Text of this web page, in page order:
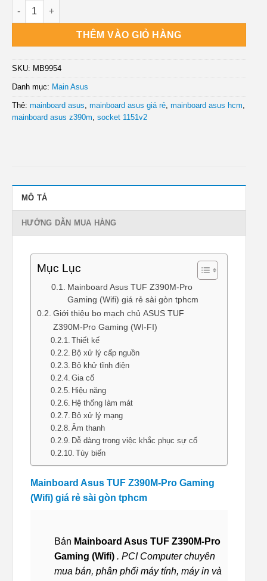
Cửa hàng Bán Mainboard Asus TUF Z390M-Pro Gaming
THÊM VÀO GIỎ HÀNG
SKU: MB9954
Danh mục: Main Asus
Thẻ: mainboard asus, mainboard asus giá rẻ, mainboard asus hcm,
mainboard asus z390m, socket 1151v2
MÔ TẢ
HƯỚNG DẪN MUA HÀNG
Mục Lục
Mainboard Asus TUF Z390M-Pro
Gaming (Wifi) giá rẻ sài gòn tphcm
Giới thiệu bo mạch chủ ASUS TUF
Z390M-Pro Gaming (WI-FI)
Thiết kế
Bộ xử lý cấp nguồn
Bộ khử tĩnh điện
Gia cố
Hiệu năng
Hệ thống làm mát
Bộ xử lý mạng
Âm thanh
Dễ dàng trong việc khắc phục sự cố
Tùy biến
Mainboard Asus TUF Z390M-Pro Gaming
(Wifi) giá rẻ sài gòn tphcm
Bán Mainboard Asus TUF Z390M-Pro
Gaming (Wifi) . PCI Computer chuyên
mua bán, phân phối máy tính, máy in và